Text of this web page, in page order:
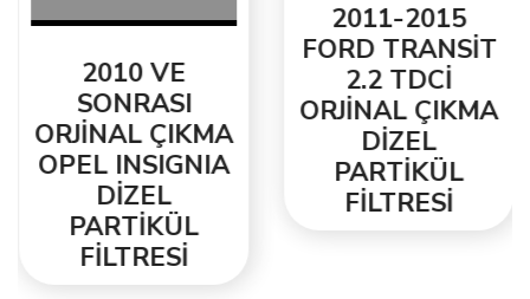
2010 VE
SONRASI
ORJİNAL ÇIKMA
OPEL INSIGNIA
DİZEL
PARTİKÜL
FİLTRESİ
2011-2015
FORD TRANSİT
2.2 TDCİ
ORJİNAL ÇIKMA
DİZEL
PARTİKÜL
FİLTRESİ